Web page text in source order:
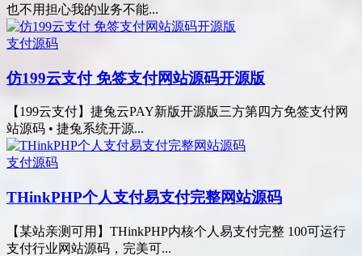
也不用担心我的业务不能...
支付源码
仿199云支付 免签支付网站源码开源版
【199云支付】捷兔云PAY新版开源版三方第四方免签支付网
站源码 • 捷兔系统开源...
支付源码
THinkPHP个人支付易支付完整网站源码
【某站亲测可用】THinkPHP内核个人易支付完整 100可运行
支付行业网站源码，完美可...